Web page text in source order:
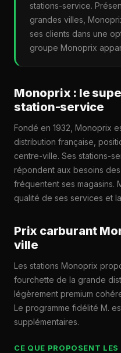
stations-service.
grandes villes,
ses clients dans une
groupe Monoprix
Monoprix : le
station-service
Fondé en 1932, Monoprix
distribution française,
centre-ville. Ses stations-
répondent aux besoins
fréquentent ses magasins.
qualité de ses services et
Prix carburant
ville
Les stations Monoprix
fourchette de la grande
légèrement premium
Le programme fidélité M.
supplémentaires.
CE QUE PROPOSENT